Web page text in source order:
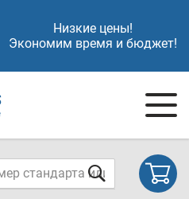
Низкие цены!
Экономим время и бюджет!